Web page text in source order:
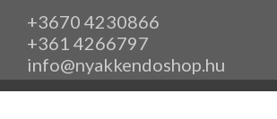
+3670 4230866
+361 4266797
info@nyakkendoshop.hu